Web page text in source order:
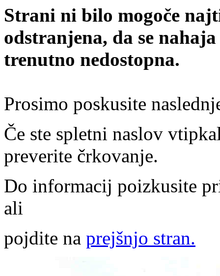
Strani ni bilo mogoče
odstranjena, da se
trenutno nedostopna.
Prosimo poskusite
Če ste spletni naslov
preverite črkovanje.
Do informacij poizkusite
ali
pojdite na prejšnjo stran.